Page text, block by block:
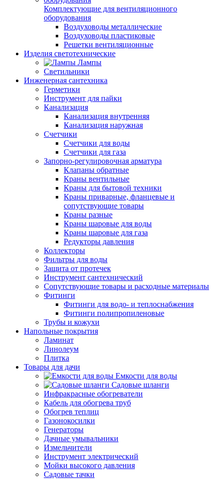
Комплектующие для вентиляционного
оборудования
Воздуховоды металлические
Воздуховоды пластиковые
Решетки вентиляционные
Изделия светотехнические
Лампы
Светильники
Инженерная сантехника
Герметики
Инструмент для пайки
Канализация
Канализация внутренняя
Канализация наружная
Счетчики
Счетчики для воды
Счетчики для газа
Запорно-регулировочная арматура
Клапаны обратные
Краны вентильные
Краны для бытовой техники
Краны приварные, фланцевые и
сопутствующие товары
Краны разные
Краны шаровые для воды
Краны шаровые для газа
Редукторы давления
Коллекторы
Фильтры для воды
Защита от протечек
Инструмент сантехнический
Сопутствующие товары и расходные материалы
Фитинги
Фитинги для водо- и теплоснабжения
Фитинги полипропиленовые
Трубы и кожухи
Напольные покрытия
Ламинат
Линолеум
Плитка
Товары для дачи
Емкости для воды
Садовые шланги
Инфракрасные обогреватели
Кабель для обогрева труб
Обогрев теплиц
Газонокосилки
Генераторы
Дачные умывальники
Измельчители
Инструмент электрический
Мойки высокого давления
Садовые тачки